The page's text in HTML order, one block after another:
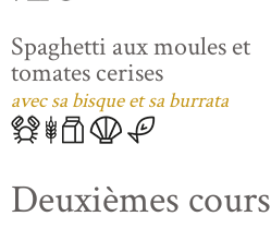
Spaghetti aux moules et
tomates cerises
avec sa bisque et sa burrata
Deuxièmes cours